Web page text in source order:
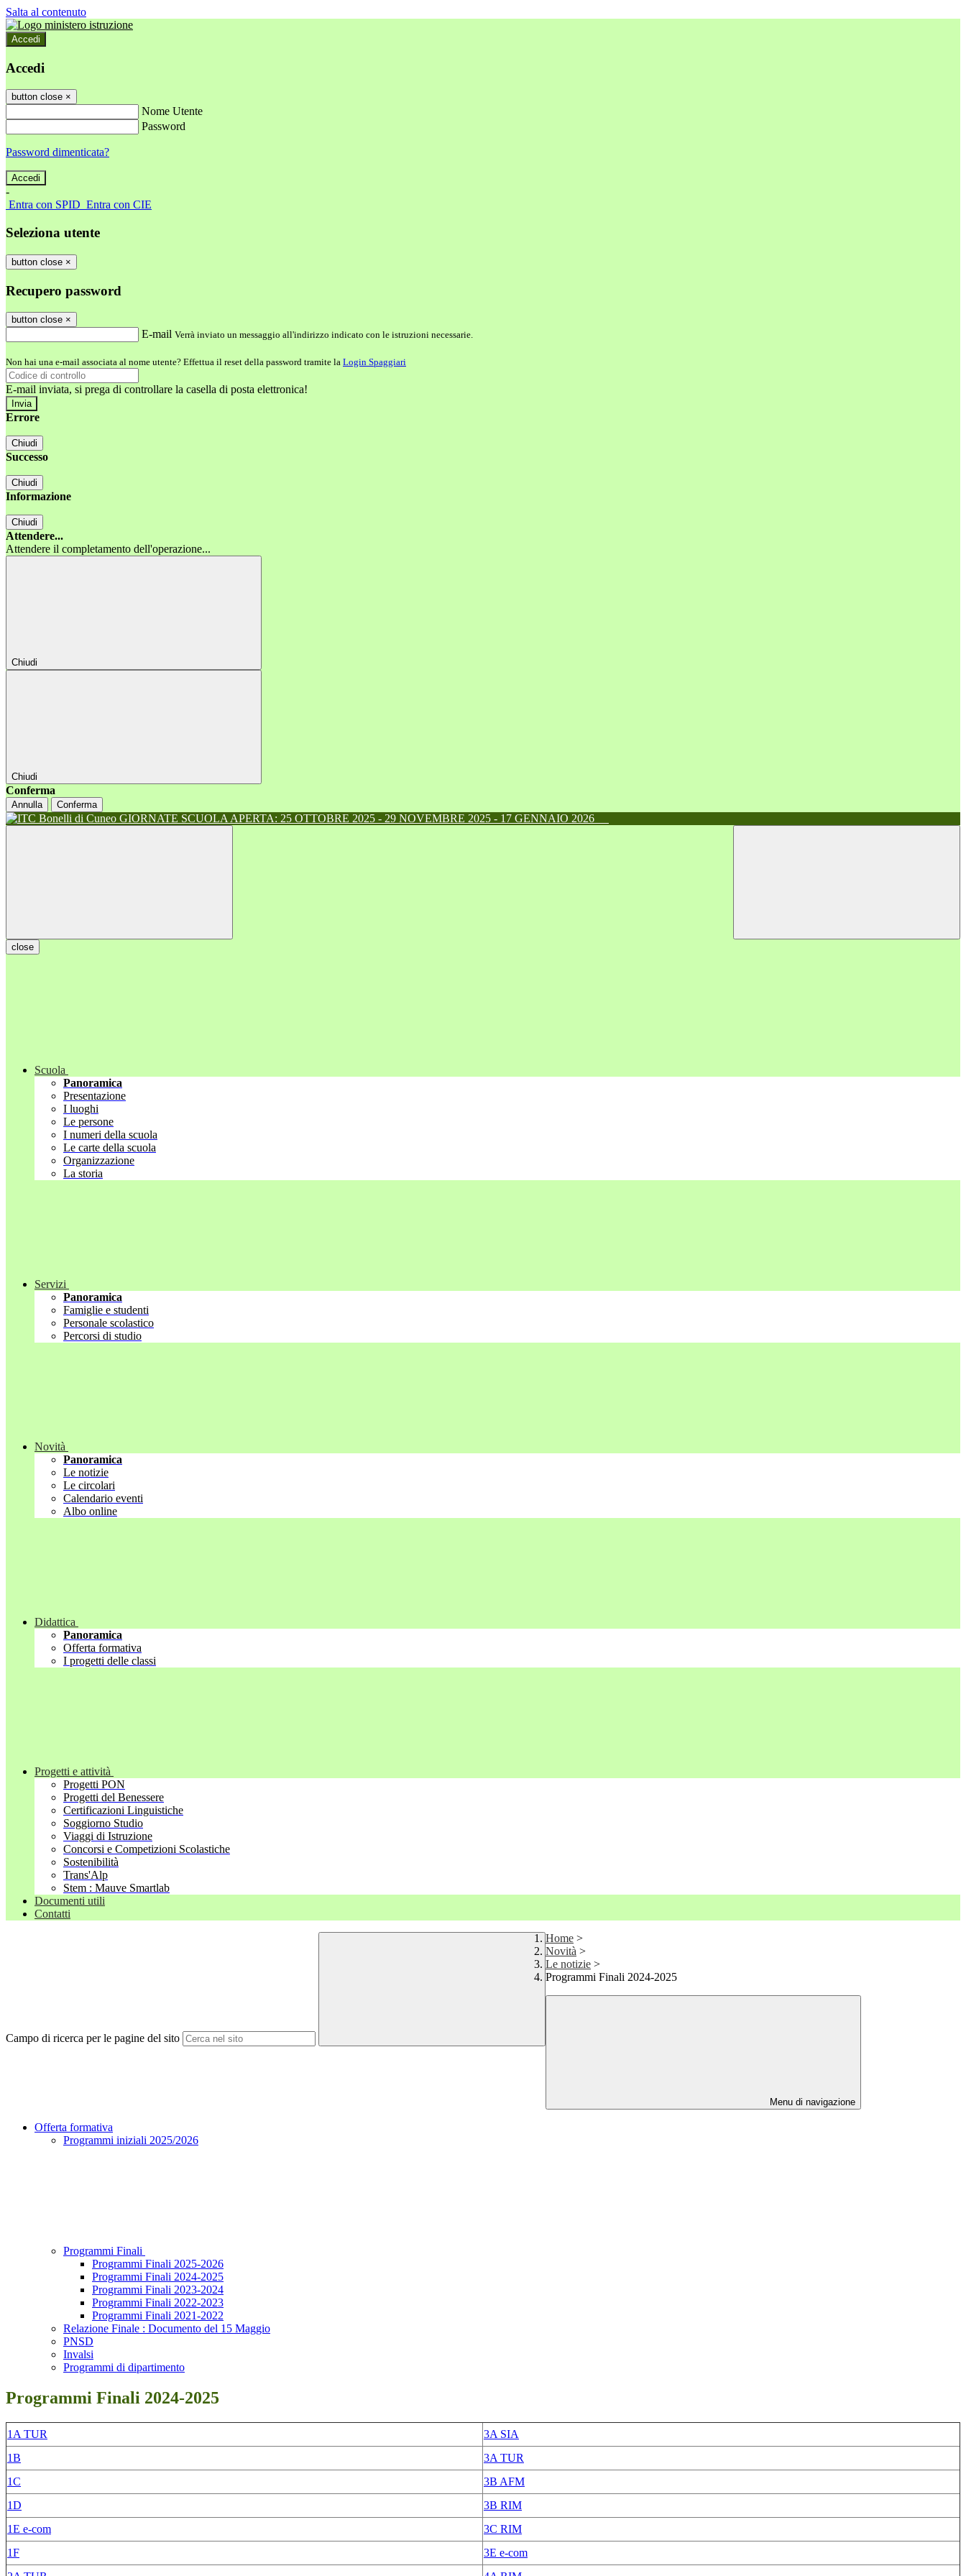
Salta al contenuto
Accedi
Accedi
button close ×
Nome Utente
Password
Password dimenticata?
-
Entra con SPID Entra con CIE
Seleziona utente
button close ×
Recupero password
button close ×
E-mail Verrà inviato un messaggio all'indirizzo indicato con le istruzioni necessarie.
Non hai una e-mail associata al nome utente? Effettua il reset della password tramite la Login Spaggiari
E-mail inviata, si prega di controllare la casella di posta elettronica!
Errore
Chiudi
Successo
Chiudi
Informazione
Chiudi
Attendere...
Attendere il completamento dell'operazione...
Chiudi
Chiudi
Conferma
Annulla Conferma
GIORNATE SCUOLA APERTA: 25 OTTOBRE 2025 - 29 NOVEMBRE 2025 - 17 GENNAIO 2026
close
Scuola
Panoramica
Presentazione
I luoghi
Le persone
I numeri della scuola
Le carte della scuola
Organizzazione
La storia
Servizi
Panoramica
Famiglie e studenti
Personale scolastico
Percorsi di studio
Novità
Panoramica
Le notizie
Le circolari
Calendario eventi
Albo online
Didattica
Panoramica
Offerta formativa
I progetti delle classi
Progetti e attività
Progetti PON
Progetti del Benessere
Certificazioni Linguistiche
Soggiorno Studio
Viaggi di Istruzione
Concorsi e Competizioni Scolastiche
Sostenibilità
Trans'Alp
Stem : Mauve Smartlab
Documenti utili
Contatti
Campo di ricerca per le pagine del sito
Home >
Novità >
Le notizie >
Programmi Finali 2024-2025
Menu di navigazione
Offerta formativa
Programmi iniziali 2025/2026
Programmi Finali
Programmi Finali 2025-2026
Programmi Finali 2024-2025
Programmi Finali 2023-2024
Programmi Finali 2022-2023
Programmi Finali 2021-2022
Relazione Finale : Documento del 15 Maggio
PNSD
Invalsi
Programmi di dipartimento
Programmi Finali 2024-2025
1A TUR
3A SIA
1B
3A TUR
1C
3B AFM
1D
3B RIM
1E e-com
3C RIM
1F
3E e-com